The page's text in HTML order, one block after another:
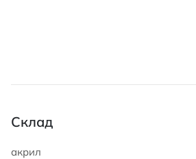
Склад
акрил